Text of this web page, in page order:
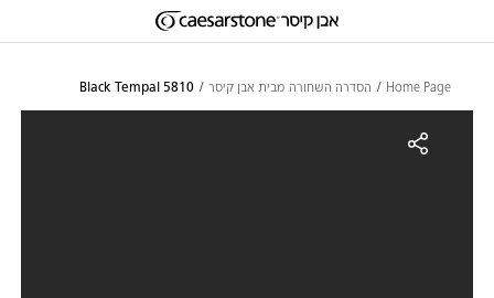
Home Page הסדרה השחורה מבית אבן קיסר 5810 Black Tempal
5810 Black Tempal